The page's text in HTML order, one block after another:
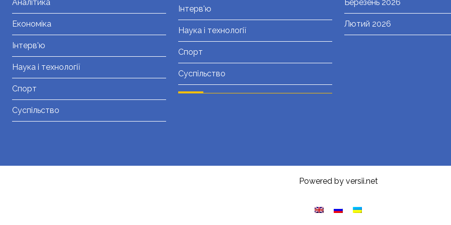
Аналітика
Економіка
Інтерв'ю
Наука і технології
Спорт
Суспільство
Інтерв'ю
Наука і технології
Спорт
Суспільство
Березень 2026
Лютий 2026
Powered by versii.net